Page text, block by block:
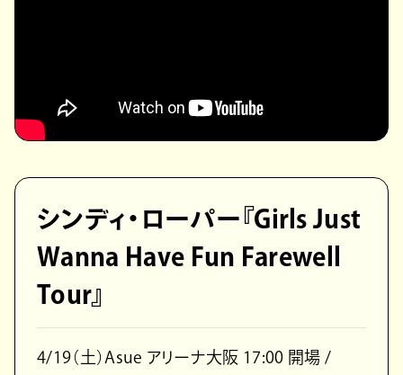
シンディ・ローパー『Girls Just
Wanna Have Fun Farewell
Tour』
4/19（土）Asue アリーナ大阪 17:00 開場 /